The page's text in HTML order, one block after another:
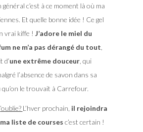
général c’est à ce moment là où ma
Et quelle bonne idée ! Ce gel
vrai kiffe ! J’adore le miel du
ne m’a pas dérangé du tout,
d’une extrême douceur, qui
l’absence de savon dans sa
qu’on le trouvait à Carrefour.
L’hver prochain, il rejoindra
liste de courses c’est certain !